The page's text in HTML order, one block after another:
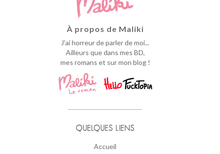
À propos de Maliki
J'ai horreur de parler de moi...
Ailleurs que dans mes BD,
mes romans et sur mon blog !
QUELQUES LIENS
Accueil